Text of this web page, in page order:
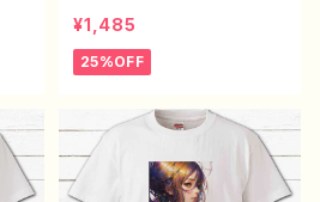
いい女子 美しい女の子
カラーヘア ロングヘア
おしゃれ エモい メン
おすすめ 人気 イラスト
レーター 絵師 クリエイ
ター 白 半袖シャツ コ
ラボ オリジナル デザイ
¥1,485
25%OFF